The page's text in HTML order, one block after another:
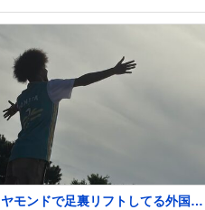
ね
モンドで足裏リフトしてる外国人